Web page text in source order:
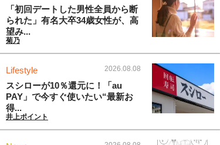
「初回デートした男性全員から断
られた」有名大卒34歳女性が、高
望み...
菊乃
Lifestyle 2026.08.08
スシローが10％還元に！「au
PAY」で今すぐ使いたい“最新お
得...
井上ポイント